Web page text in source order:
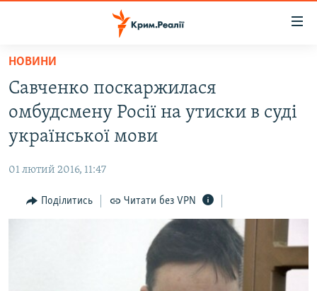
Перейти
основного
матеріалу
Перейти
до
основної
Перейти
до
ВОДА.КРИМ
ВІДЕО ТА ФОТО
БЛОГИ
ПОГЛЯД
НОВИНИ
Савченко поскаржилася
омбудсмену Росії на утиски в суді
української мови
01 лютий 2016, 11:47
Поділитись Читати без VPN